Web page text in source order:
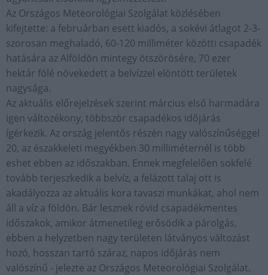
Az Országos Meteorológiai Szolgálat közlésében
kifejtette: a februárban esett kiadós, a sokévi átlagot 2-3-
szorosan meghaladó, 60-120 milliméter közötti csapadék
hatására az Alföldön mintegy ötszörösére, 70 ezer
hektár fölé növekedett a belvízzel elöntött területek
nagysága.
Az aktuális előrejelzések szerint március első harmadára
igen változékony, többször csapadékos időjárás
ígérkezik. Az ország jelentős részén nagy valószínűséggel
20, az északkeleti megyékben 30 milliméternél is több
eshet ebben az időszakban. Ennek megfelelően sokfelé
tovább terjeszkedik a belvíz, a felázott talaj ott is
akadályozza az aktuális kora tavaszi munkákat, ahol nem
áll a víz a földön. Bár lesznek rövid csapadékmentes
időszakok, amikor átmenetileg erősödik a párolgás,
ebben a helyzetben nagy területen látványos változást
hozó, hosszan tartó száraz, napos időjárás nem
valószínű - jelezte az Országos Meteorológiai Szolgálat.